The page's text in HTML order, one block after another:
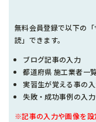
無料会員登録で以下の
読」できます。
ブログ記事の入力
都道府県 施工業者一
実習生が覚える事の
失敗・成功事例の入力
※記事の入力や画像を設